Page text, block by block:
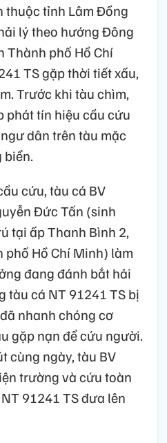
thuộc tỉnh Lâm Đồng
lý theo hướng Đông
Thành phố Hồ Chí
TS gặp thời tiết xấu,
Trước khi tàu chìm,
phát tín hiệu cầu cứu
dân trên tàu mặc
biển.
cứu, tàu cá BV
Đức Tấn (sinh
tại ấp Thanh Bình 2,
phố Hồ Chí Minh) làm
đang đánh bắt hải
tàu cá NT 91241 TS bị
nhanh chóng cơ
gặp nạn để cứu người.
cùng ngày, tàu BV
trường và cứu toàn
91241 TS đưa lên